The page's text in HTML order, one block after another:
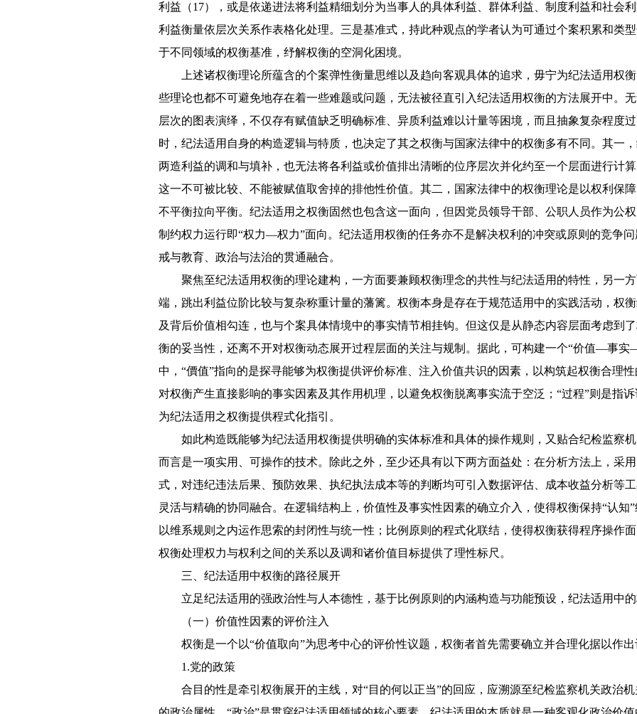
利益（17），或是依递进法将利益精细划分为当事人的具体利益、群体利益、制度利益和社会
利益衡量依层次关系作表格化处理。三是基准式，持此种观点的学者认为可通过个案积累和类
于不同领域的权衡基准，纾解权衡的空洞化困境。
上述诸权衡理论所蕴含的个案弹性衡量思维以及趋向客观具体的追求，毋宁为纪法适用权
些理论也都不可避免地存在着一些难题或问题，无法被径直引入纪法适用权衡的方法展开中。
层次的图表演绎，不仅存有赋值缺乏明确标准、异质利益难以计量等困境，而且抽象复杂程度
时，纪法适用自身的构造逻辑与特质，也决定了其之权衡与国家法律中的权衡多有不同。其一
两造利益的调和与填补，也无法将各利益或价值排出清晰的位序层次并化约至一个层面进行计
这一不可被比较、不能被赋值取舍掉的排他性价值。其二，国家法律中的权衡理论是以权利保
不平衡拉向平衡。纪法适用之权衡固然也包含这一面向，但因党员领导干部、公职人员作为公
制约权力运行即“权力—权力”面向。纪法适用权衡的任务亦不是解决权利的冲突或原则的竞争
戒与教育、政治与法治的贯通融合。
聚焦至纪法适用权衡的理论建构，一方面要兼顾权衡理念的共性与纪法适用的特性，另一
端，跳出利益位阶比较与复杂称重计量的藩篱。权衡本身是存在于规范适用中的实践活动，权
及背后价值相勾连，也与个案具体情境中的事实情节相挂钩。但这仅是从静态内容层面考虑到
衡的妥当性，还离不开对权衡动态展开过程层面的关注与规制。据此，可构建一个“价值—事
中，“價值”指向的是探寻能够为权衡提供评价标准、注入价值共识的因素，以构筑起权衡合理
对权衡产生直接影响的事实因素及其作用机理，以避免权衡脱离事实流于空泛；“过程”则是指
为纪法适用之权衡提供程式化指引。
如此构造既能够为纪法适用权衡提供明确的实体标准和具体的操作规则，又贴合纪检监察
而言是一项实用、可操作的技术。除此之外，至少还具有以下两方面益处：在分析方法上，采
式，对违纪违法后果、预防效果、执纪执法成本等的判断均可引入数据评估、成本收益分析等
灵活与精确的协同融合。在逻辑结构上，价值性及事实性因素的确立介入，使得权衡保持“认知
以维系规则之内运作思索的封闭性与统一性；比例原则的程式化联结，使得权衡获得程序操作
权衡处理权力与权利之间的关系以及调和诸价值目标提供了理性标尺。
三、纪法适用中权衡的路径展开
立足纪法适用的强政治性与人本德性，基于比例原则的内涵构造与功能预设，纪法适用中
（一）价值性因素的评价注入
权衡是一个以“价值取向”为思考中心的评价性议题，权衡者首先需要确立并合理化据以作出
1.党的政策
合目的性是牵引权衡展开的主线，对“目的何以正当”的回应，应溯源至纪检监察机关政治